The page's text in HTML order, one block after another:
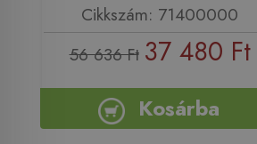
Cikkszám: 71400000
56 636 Ft 37 480 Ft
Kosárba